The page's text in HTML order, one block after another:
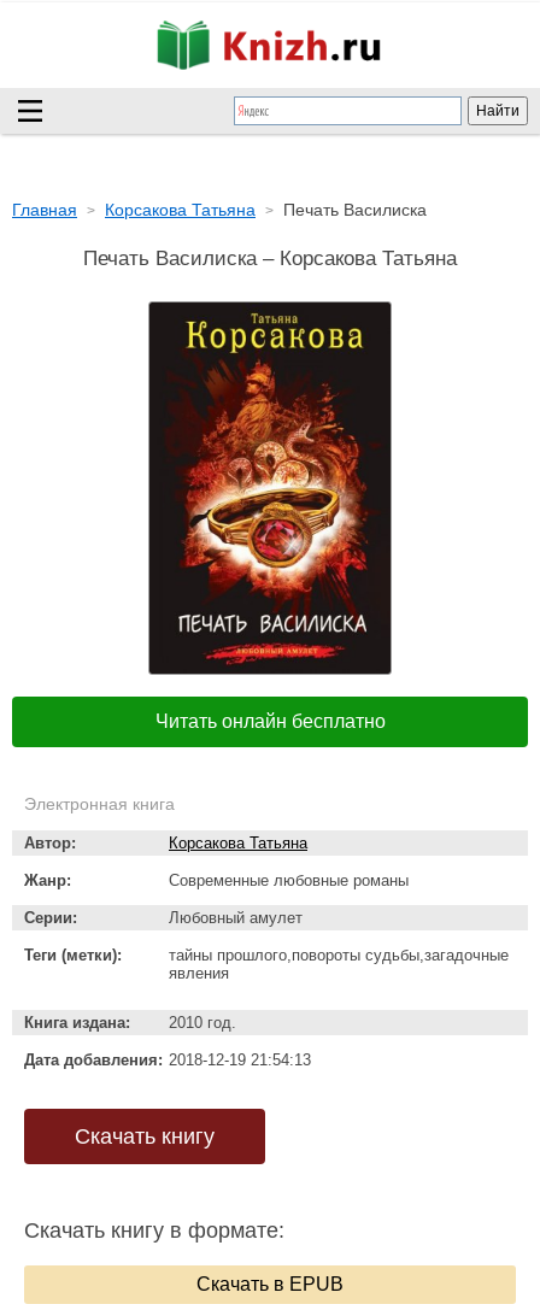
Главная Корсакова Татьяна Печать Василиска
Печать Василиска – Корсакова Татьяна
Читать онлайн бесплатно
Электронная книга
Автор: Корсакова Татьяна
Жанр: Современные любовные романы
Серии: Любовный амулет
Теги (метки):
тайны прошлого,повороты судьбы,загадочные
явления
Книга издана: 2010 год.
Дата добавления: 2018-12-19 21:54:13
Скачать книгу
Скачать книгу в формате:
Скачать в EPUB